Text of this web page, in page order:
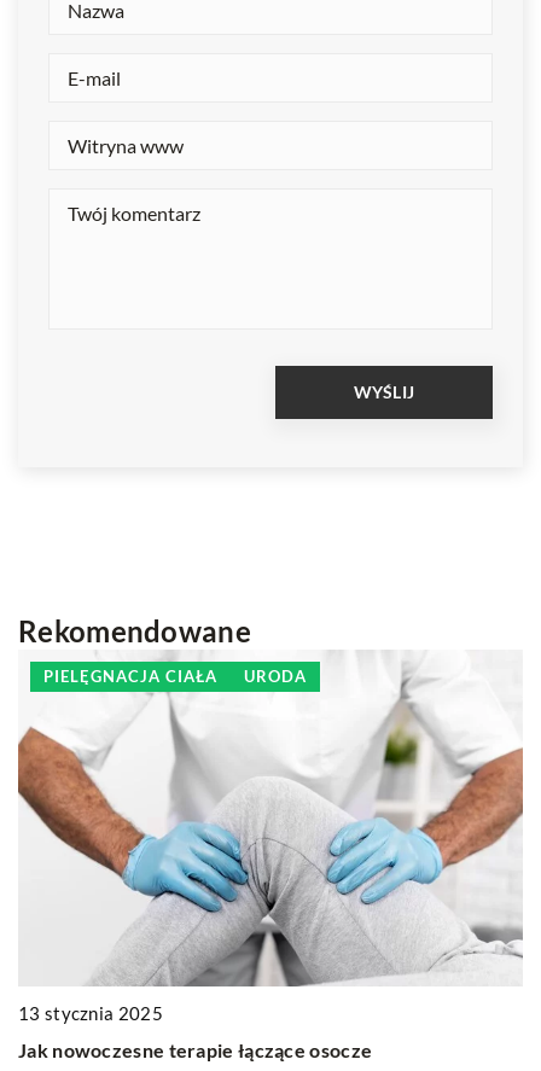
Rekomendowane
PIELĘGNACJA CIAŁA URODA
13 stycznia 2025
Jak nowoczesne terapie łączące osocze